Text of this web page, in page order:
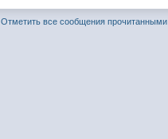
Отметить все сообщения прочитанными